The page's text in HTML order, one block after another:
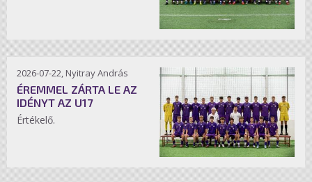
2026-07-22, Nyitray András
ÉREMMEL ZÁRTA LE AZ
IDÉNYT AZ U17
Értékelő.